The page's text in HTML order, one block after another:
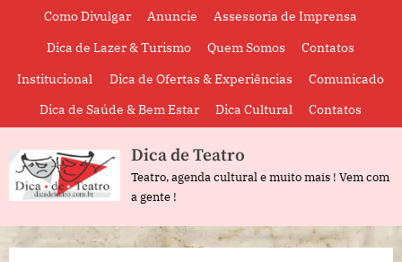
Como Divulgar Anuncie
Assessoria de Imprensa
Dica de Lazer & Turismo
Quem Somos
Contatos
Institucional
Dica de Ofertas & Experiências
Comunicado
Dica de Saúde & Bem Estar
Dica Cultural Contatos
Dica de Teatro
Teatro, agenda cultural e muito mais ! Vem com
a gente !